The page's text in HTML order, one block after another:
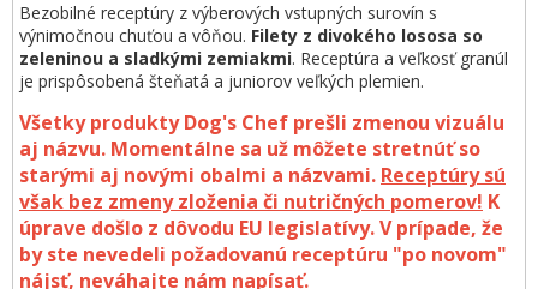
Bezobilné receptúry z výberových vstupných surovín s
výnimočnou chuťou a vôňou. Filety z divokého lososa so
zeleninou a sladkými zemiakmi. Receptúra a veľkosť granúl
je prispôsobená šteňatá a juniorov veľkých plemien.
Všetky produkty Dog's Chef prešli zmenou vizuálu
aj názvu. Momentálne sa už môžete stretnúť so
starými aj novými obalmi a názvami. Receptúry sú
však bez zmeny zloženia či nutričných pomerov! K
úprave došlo z dôvodu EU legislatívy. V prípade, že
by ste nevedeli požadovanú receptúru "po novom"
nájsť, neváhajte nám napísať.